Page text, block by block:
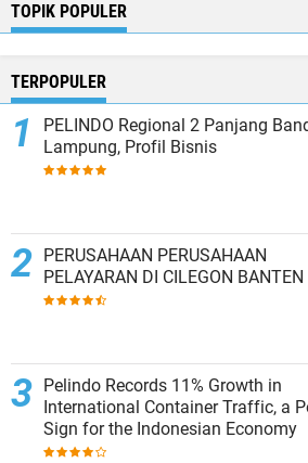
TOPIK POPULER
TERPOPULER
PELINDO Regional 2 Panjang Bandar
Lampung, Profil Bisnis
PERUSAHAAN PERUSAHAAN
PELAYARAN DI CILEGON BANTEN
Pelindo Records 11% Growth in
International Container Traffic, a
Sign for the Indonesian Economy